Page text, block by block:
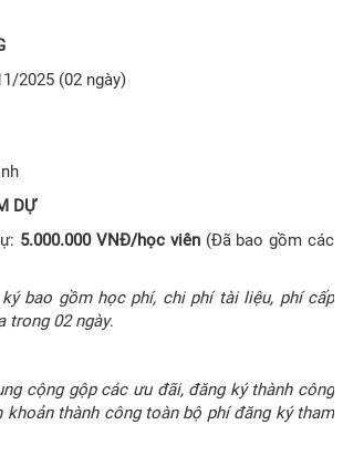
2025 (02 ngày)
DỰ
5.000.000 VNĐ/học viên(Đã bao gồm các
bao gồm học phí, chi phí tài liệu, phí cấp
trong 02 ngày.
cộng gộp các ưu đãi, đăng ký thành công
khoản thành công toàn bộ phí đăng ký tham